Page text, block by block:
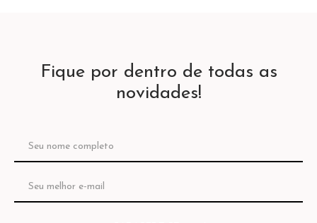
Fique por dentro de todas as
novidades!